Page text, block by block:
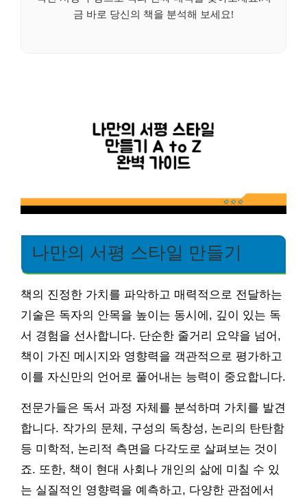
금 바로 당신의 책을 분석해 보세요!
나만의 서평 스타일 만들기
책의 진정한 가치를 파악하고 매력적으로 전달하는
기술은 독자의 안목을 높이는 동시에, 깊이 있는 독
서 경험을 선사합니다. 단순한 줄거리 요약을 넘어,
책이 가진 메시지와 영향력을 객관적으로 평가하고
이를 자신만의 언어로 풀어내는 능력이 중요합니다.
전문가들은 독서 과정 자체를 분석하며 가치를 발견
합니다. 작가의 문체, 구성의 독창성, 논리의 탄탄함
등 미학적, 논리적 측면을 다각도로 살펴보는 것이
죠. 또한, 책이 현대 사회나 개인의 삶에 미칠 수 있
는 실질적인 영향력을 예측하고, 다양한 관점에서